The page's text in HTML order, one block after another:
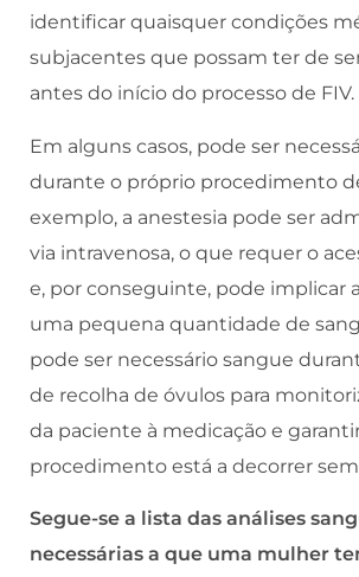
identificar quaisquer condições
subjacentes que possam ter de
antes do início do processo de FIV.
Em alguns casos, pode ser
durante o próprio procedimento
exemplo, a anestesia pode ser
via intravenosa, o que requer o
e, por conseguinte, pode implicar
uma pequena quantidade de
pode ser necessário sangue
de recolha de óvulos para
da paciente à medicação e
procedimento está a decorrer
Segue-se a lista das análises
necessárias a que uma mulher